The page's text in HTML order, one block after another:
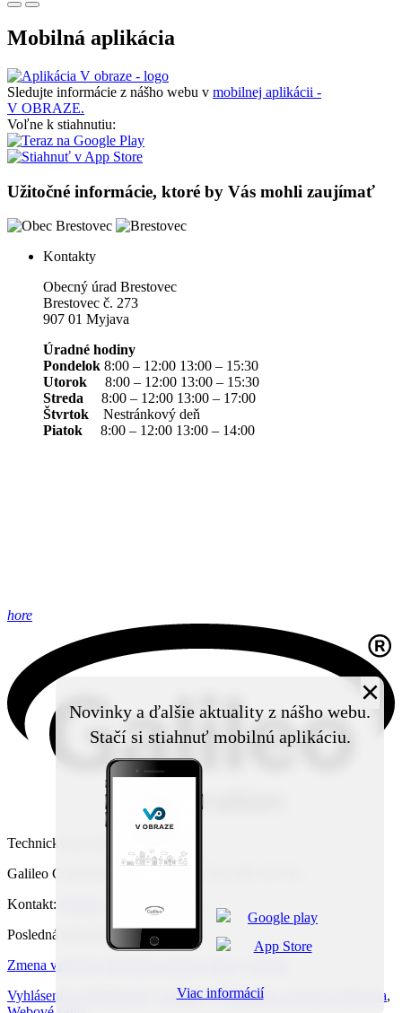
Novinky a ďalšie aktuality z nášho webu.
Stačí si stiahnuť mobilnú aplikáciu.
×
Viac informácií
Mobilná aplikácia
Sledujte informácie z nášho webu v mobilnej aplikácii -
V OBRAZE.
Voľne k stiahnutiu:
Užitočné informácie, ktoré by Vás mohli zaujímať
Kontakty
Obecný úrad Brestovec
Brestovec č. 273
907 01 Myjava
Úradné hodiny
Pondelok 8:00 – 12:00 13:00 – 15:30
Utorok 8:00 – 12:00 13:00 – 15:30
Streda 8:00 – 12:00 13:00 – 17:00
Štvrtok Nestránkový deň
Piatok 8:00 – 12:00 13:00 – 14:00
hore
Technický prevádzkovateľ:
Galileo Corporation s.r.o., Čierna Voda 468, 925 06
Kontakt:
Galileo Corporation s.r.o.
Posledná aktualizácia: 10. 8. 2026
Zmena vzhľadu
Vyhlásenie o prístupnosti
Cookies,Vyhlásenie o ochrane súkromia,